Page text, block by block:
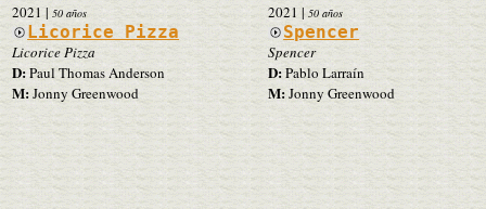
2021| 50 años
Licorice Pizza
Licorice Pizza
D:Paul Thomas Anderson
M: Jonny Greenwood
2021 |50 años
Spencer
Spencer
D:Pablo Larraín
M:Jonny Greenwood